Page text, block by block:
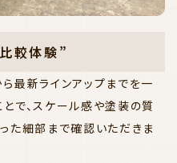
較体験”
最新ラインアップまでを一
で、スケール感や塗装の質
た細部まで確認いただきま